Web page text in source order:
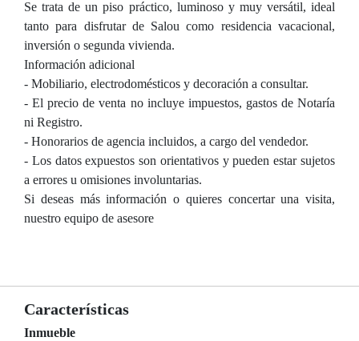
Se trata de un piso práctico, luminoso y muy versátil, ideal
tanto para disfrutar de Salou como residencia vacacional,
inversión o segunda vivienda.
Información adicional
- Mobiliario, electrodomésticos y decoración a consultar.
- El precio de venta no incluye impuestos, gastos de Notaría
ni Registro.
- Honorarios de agencia incluidos, a cargo del vendedor.
- Los datos expuestos son orientativos y pueden estar sujetos
a errores u omisiones involuntarias.
Si deseas más información o quieres concertar una visita,
nuestro equipo de asesore
Características
Inmueble